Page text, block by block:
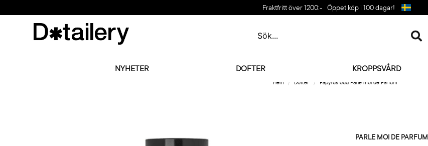
Fraktfritt över 1200:- Öppet köp i 100 dagar!
NYHETER DOFTER KROPPSVÅRD
Hem Dofter Papyrus oud Parle moi de Parfum
PARLE MOI DE PARFUM